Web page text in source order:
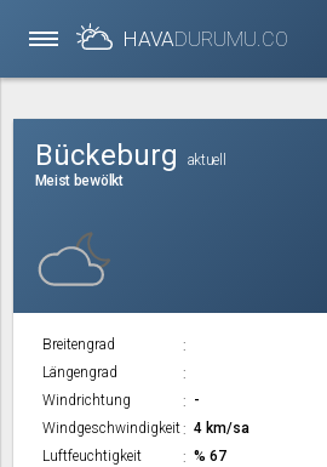
HAVADURUMU.CO
Bückeburg
aktuell
Meist bewölkt
Breitengrad
Längengrad
Windrichtung
-
Windgeschwindigkeit
4 km/sa
Luftfeuchtigkeit
% 67